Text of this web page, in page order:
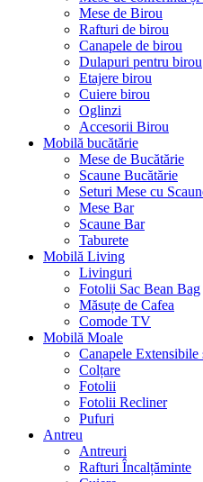
Mese de Birou
Rafturi de birou
Canapele de birou
Dulapuri pentru birou
Etajere birou
Cuiere birou
Oglinzi
Accesorii Birou
Mobilă bucătărie
Mese de Bucătărie
Scaune Bucătărie
Seturi Mese cu
Mese Bar
Scaune Bar
Taburete
Mobilă Living
Livinguri
Fotolii Sac Bean Bag
Măsuțe de Cafea
Comode TV
Mobilă Moale
Canapele Extensibile
Colțare
Fotolii
Fotolii Recliner
Pufuri
Antreu
Antreuri
Rafturi Încalțăminte